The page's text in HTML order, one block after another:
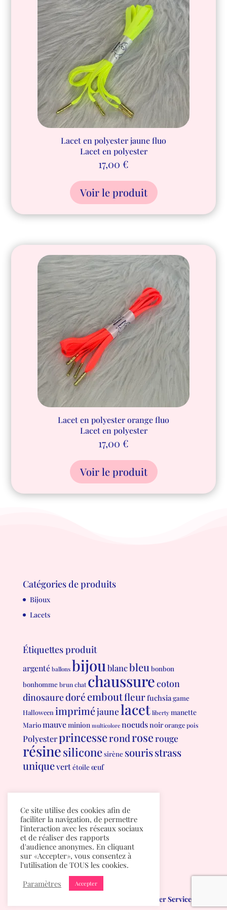
Lacet en polyester jaune fluo
Lacet en polyester
17,00 €
Voir le produit
Lacet en polyester orange fluo
Lacet en polyester
17,00 €
Voir le produit
Catégories de produits
Bijoux
Lacets
Étiquettes produit
argenté ballons bijou blancbleu bonbon
bonhomme brun chat chaussurecoton
dinosauredoré emboutfleurfuchsiagame
Halloween impriméjaunelacet liberty manette
Mariomauveminion multicolore noeudsnoirorange pois
Polyesterprincesserondroserouge
résinesiliconesirène sourisstrass
uniquevertétoile œuf
Politique de confidentialité
Albuma Computer Services
Ce site utilise des cookies afin de
faciliter la navigation, de permettre
l'interaction avec les réseaux sociaux
et de réaliser des rapports
d'audience anonymes. En cliquant
sur «Accepter», vous consentez à
l'utilisation de TOUS les cookies.
Paramètres
Accepter